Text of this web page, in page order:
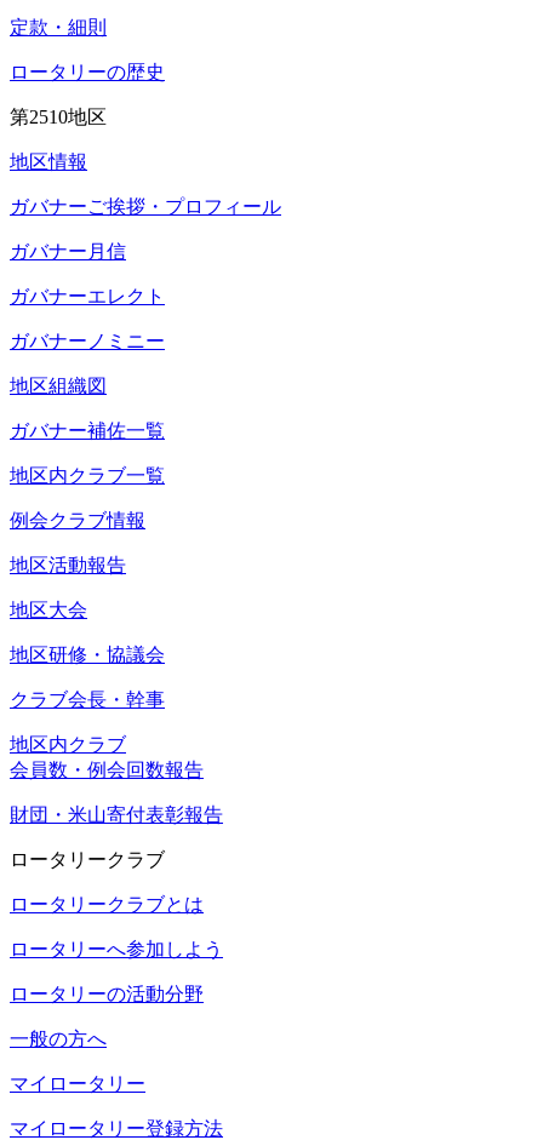
定款・細則
ロータリーの歴史
第2510地区
地区情報
ガバナーご挨拶・プロフィール
ガバナー月信
ガバナーエレクト
ガバナーノミニー
地区組織図
ガバナー補佐一覧
地区内クラブ一覧
例会クラブ情報
地区活動報告
地区大会
地区研修・協議会
クラブ会長・幹事
地区内クラブ
会員数・例会回数報告
財団・米山寄付表彰報告
ロータリークラブ
ロータリークラブとは
ロータリーへ参加しよう
ロータリーの活動分野
一般の方へ
マイロータリー
マイロータリー登録方法